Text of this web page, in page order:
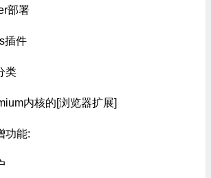
部署
插件
类
内核的[浏览器扩展]
功能: